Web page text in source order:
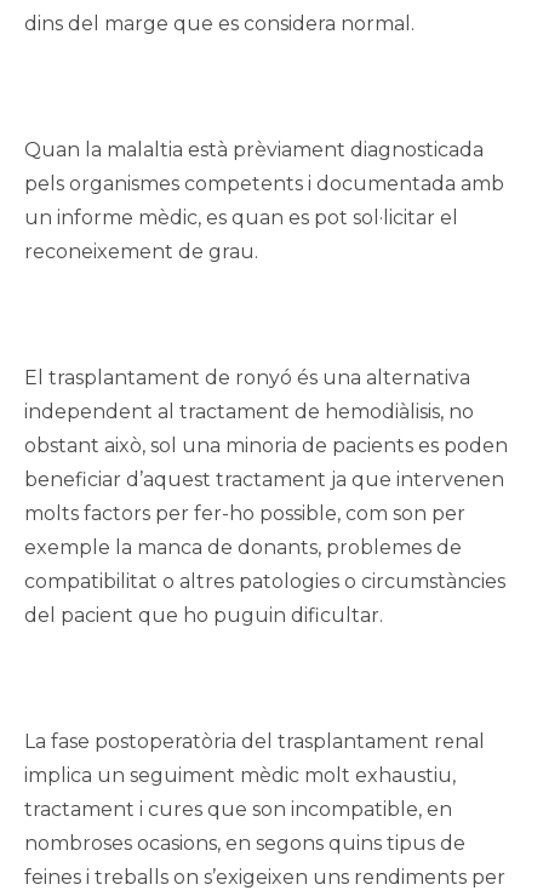
dins del marge que es considera normal.
Quan la malaltia està prèviament diagnosticada
pels organismes competents i documentada amb
un informe mèdic, es quan es pot sol·licitar el
reconeixement de grau.
El trasplantament de ronyó és una alternativa
independent al tractament de hemodiàlisis, no
obstant això, sol una minoria de pacients es poden
beneficiar d’aquest tractament ja que intervenen
molts factors per fer-ho possible, com son per
exemple la manca de donants, problemes de
compatibilitat o altres patologies o circumstàncies
del pacient que ho puguin dificultar.
La fase postoperatòria del trasplantament renal
implica un seguiment mèdic molt exhaustiu,
tractament i cures que son incompatible, en
nombroses ocasions, en segons quins tipus de
feines i treballs on s’exigeixen uns rendiments per